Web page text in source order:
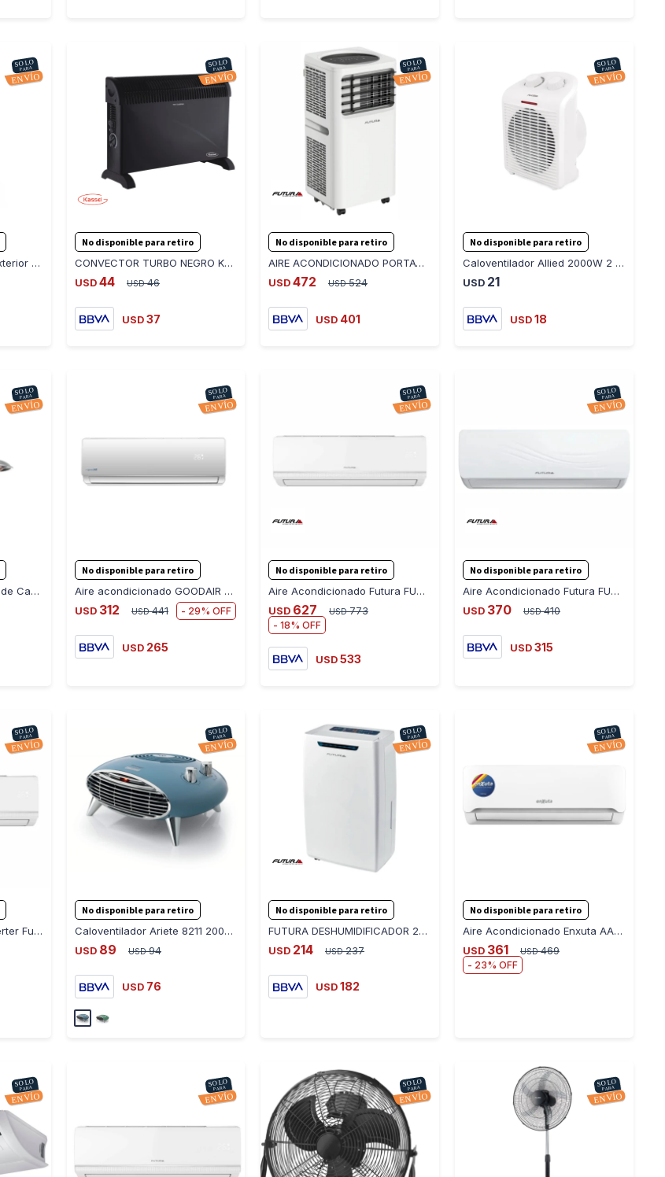
Estufa de Pellets para Exterior - NEGRO
No disponible para retiro
CONVECTOR TURBO NEGRO KS-CON2101T - NEGRO
USD 44 USD 46
USD 37
No disponible para retiro
AIRE ACONDICIONADO PORTATIL FUTURA FUT-AP12FC - BLANCO
USD 472 USD 524
USD 401
No disponible para retiro
Caloventilador Allied 2000W 2 Niveles
USD 21
USD 18
Calentador Futura Fibra de Carbono para Colgar CFC1500
No disponible para retiro
Aire acondicionado GOODAIR GAEZ09 9.000 BTU on/off Ub
USD 312 USD 441 29
USD 265
No disponible para retiro
Aire Acondicionado Futura FUT-AC18ST-INV 18000 Btu
USD 627 USD 773
18
USD 533
No disponible para retiro
Aire Acondicionado Futura FUT-12AASUIT-ON 12000BTU
USD 370 USD 410
USD 315
Aire Acondicionado Inverter Futura FUT-IN24-A 24000 Btu
No disponible para retiro
Caloventilador Ariete 8211 2000W Universo Binario - AZUL
USD 89 USD 94
USD 76
No disponible para retiro
FUTURA DESHUMIDIFICADOR 20 LTS. - BLANCO
USD 214 USD 237
USD 182
No disponible para retiro
Aire Acondicionado Enxuta AAENX9 12000 BTU
USD 361 USD 469
23